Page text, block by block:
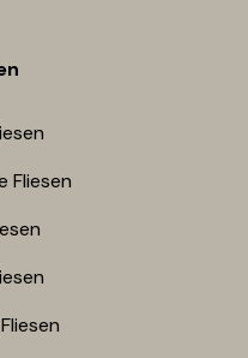
Fliesen